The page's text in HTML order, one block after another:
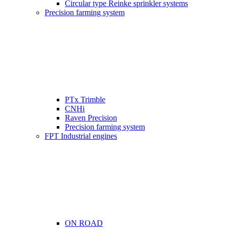
Circular type Reinke sprinkler systems
Precision farming system
PTx Trimble
CNHi
Raven Precision
Precision farming system
FPT Industrial engines
ON ROAD